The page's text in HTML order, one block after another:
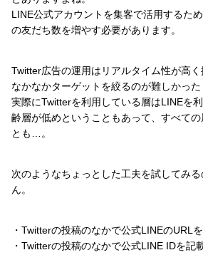
LINE公式アカウントを集客で活用するた
の友だち数を増やす必要があります。
Twitter広告の運用はリアルタイム性が高く
なかなかターゲットを絞るのが難しかった
実際にTwitterを利用している層はLINEを
齢層が低めということもあって、すべて
とも…。
次のようなちょっとした工夫を試してみ
ん。
・Twitterの投稿のなかで公式LINEのURL
・Twitterの投稿のなかで公式LINE IDを記